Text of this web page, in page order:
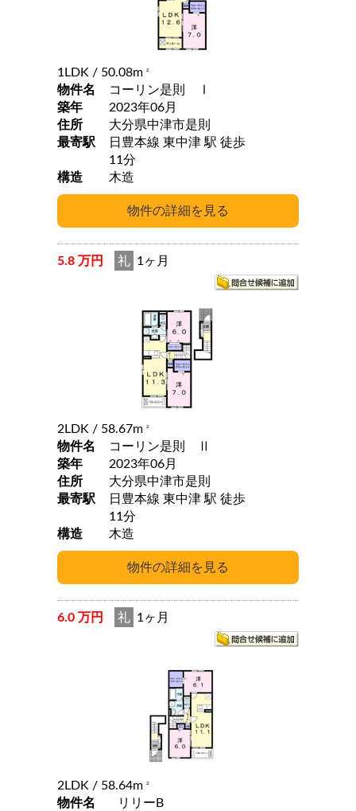
1LDK / 50.08m 2
物件名
コーリン是則 Ⅰ
築年
2023年06月
住所
大分県中津市是則
最寄駅
日豊本線 東中津 駅 徒歩
11分
構造
木造
5.8 万円 礼 1ヶ月
2LDK / 58.67m 2
物件名
コーリン是則 Ⅱ
築年
2023年06月
住所
大分県中津市是則
最寄駅
日豊本線 東中津 駅 徒歩
11分
構造
木造
6.0 万円 礼 1ヶ月
2LDK / 58.64m 2
物件名
リリーB